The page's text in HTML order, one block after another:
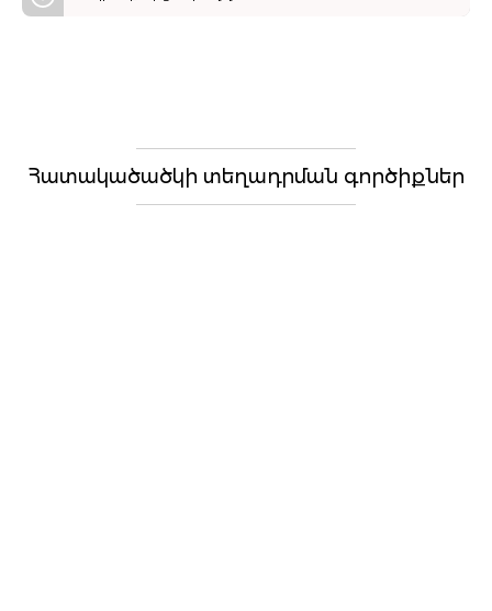
Հատակածածկի տեղադրման գործիքներ